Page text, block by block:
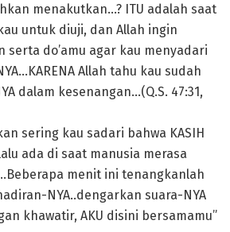
menakutkan…? ITU adalah saat
untuk diuji, dan Allah ingin
do’amu agar kau menyadari
Allah tahu kau sudah
dalam kesenangan…(Q.S. 47:31,
sering kau sadari bahwa KASIH
ada di saat manusia merasa
menit ini tenangkanlah
NYA..dengarkan suara-NYA
khawatir, AKU disini bersamamu”